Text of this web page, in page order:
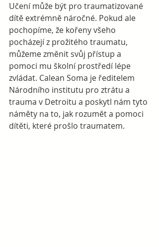
Učení může být pro traumatizované
dítě extrémně náročné. Pokud ale
pochopíme, že kořeny všeho
pocházejí z prožitého traumatu,
můžeme změnit svůj přístup a
pomoci mu školní prostředí lépe
zvládat. Calean Soma je ředitelem
Národního institutu pro ztrátu a
trauma v Detroitu a poskytl nám tyto
náměty na to, jak rozumět a pomoci
dítěti, které prošlo traumatem.